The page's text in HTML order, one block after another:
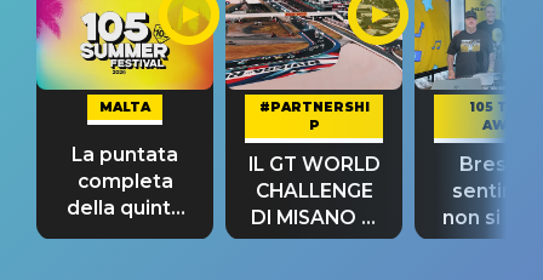
MALTA
La puntata
completa
della quinta
tappa
#PARTNERSHI
P
IL GT WORLD
CHALLENGE
DI MISANO si
riconferma
105 TAKE
AWAY
Bresh:
non si
fino alla